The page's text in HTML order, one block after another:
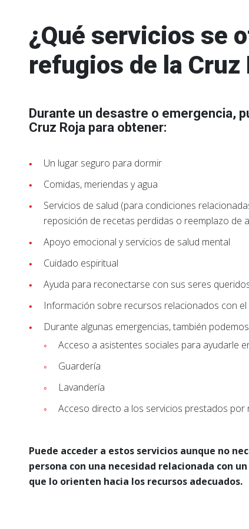
¿Qué servicios se
refugios de la Cruz
Durante un desastre o emergencia,
Cruz Roja para obtener:
Un lugar seguro para dormir
Comidas, meriendas y agua
Servicios de salud (para condiciones
reposición de recetas perdidas o reemplazo de
Apoyo emocional y servicios de salud mental
Cuidado espiritual
Ayuda para reconectarse con sus seres
Información sobre recursos relacionados con
Durante algunas emergencias, también
Acceso a asistentes sociales para ayudarle
Guardería
Lavandería
Acceso directo a los servicios prestados por
Puede acceder a estos servicios aunque no
persona con una necesidad relacionada con
que lo orienten hacia los recursos adecuados.